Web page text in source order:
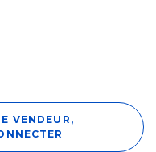
VENDEUR,